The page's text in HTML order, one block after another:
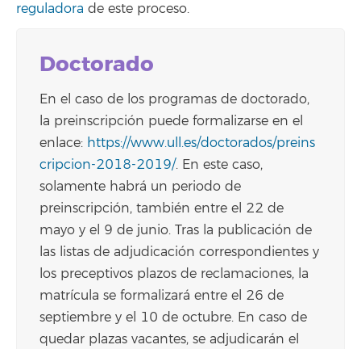
reguladora de este proceso.
Doctorado
En el caso de los programas de doctorado,
la preinscripción puede formalizarse en el
enlace: https://www.ull.es/doctorados/preins
cripcion-2018-2019/. En este caso,
solamente habrá un periodo de
preinscripción, también entre el 22 de
mayo y el 9 de junio. Tras la publicación de
las listas de adjudicación correspondientes y
los preceptivos plazos de reclamaciones, la
matrícula se formalizará entre el 26 de
septiembre y el 10 de octubre. En caso de
quedar plazas vacantes, se adjudicarán el